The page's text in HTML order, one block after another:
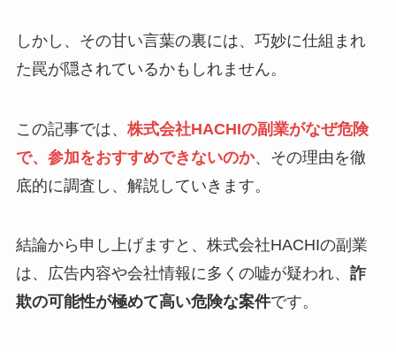
しかし、その甘い言葉の裏には、巧妙に仕組まれ
た罠が隠されているかもしれません。
この記事では、 株式会社HACHIの副業がなぜ危険
で、参加をおすすめできないのか、その理由を徹
底的に調査し、解説していきます。
結論から申し上げますと、株式会社HACHIの副業
は、広告内容や会社情報に多くの嘘が疑われ、 詐
欺の可能性が極めて高い危険な案件です。